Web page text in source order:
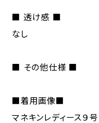
■ 透け感 ■
なし
■ その他仕様 ■
■着用画像■
マネキンレディース９号